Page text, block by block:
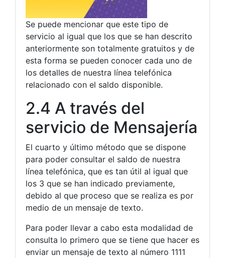
Se puede mencionar que este tipo de
servicio al igual que los que se han descrito
anteriormente son totalmente gratuitos y de
esta forma se pueden conocer cada uno de
los detalles de nuestra línea telefónica
relacionado con el saldo disponible.
2.4 A través del
servicio de Mensajería
El cuarto y último método que se dispone
para poder consultar el saldo de nuestra
línea telefónica, que es tan útil al igual que
los 3 que se han indicado previamente,
debido al que proceso que se realiza es por
medio de un mensaje de texto.
Para poder llevar a cabo esta modalidad de
consulta lo primero que se tiene que hacer es
enviar un mensaje de texto al número 1111